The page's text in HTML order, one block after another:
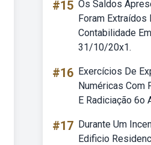
#15 Os Saldos
Foram Extraídos
Contabilidade Em
31/10/20x1.
#16 Exercícios De
Numéricas Com
E Radiciação 6o
#17 Durante Um
Edificio